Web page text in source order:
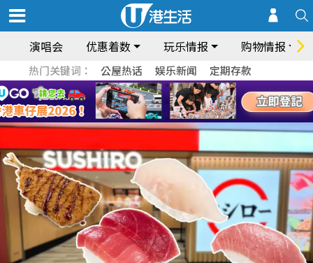
演唱会 优惠着数 玩乐情报 购物情报
热门关键词： 公屋热话 娱乐新闻 定期存款